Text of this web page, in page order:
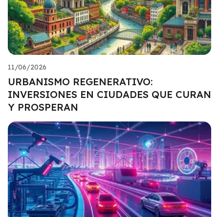
11/06/2026
URBANISMO REGENERATIVO:
INVERSIONES EN CIUDADES QUE CURAN
Y PROSPERAN